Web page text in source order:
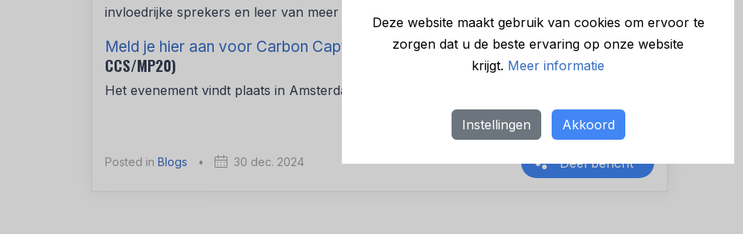
Deze website maakt gebruik van cookies om ervoor te
zorgen dat u de beste ervaring op onze website
krijgt. Meer informatie
Instellingen Akkoord
invloedrijke sprekers en leer van meer dan 25 CCUS-projecten.
Meld je hier aan voor Carbon Capture Summit 2025
(Kortingscode = G-
CCS/MP20)
Het evenement vindt plaats in Amsterdam op 6 februari 2025.
Posted in Blogs • 30 dec. 2024 Deel bericht